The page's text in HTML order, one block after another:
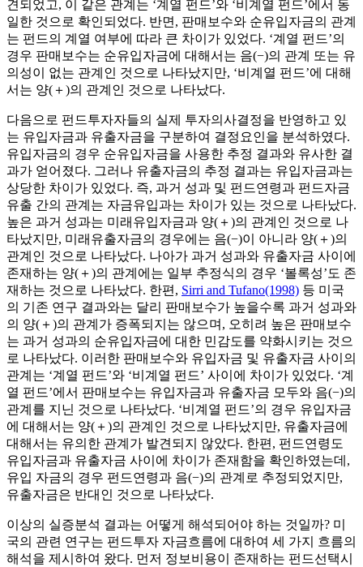
견되었고, 이 같은 관계는 ‘계열 펀드’와 ‘비계열 펀드’에서 동
일한 것으로 확인되었다. 반면, 판매보수와 순유입자금의 관계
는 펀드의 계열 여부에 따라 큰 차이가 있었다. ‘계열 펀드’의
경우 판매보수는 순유입자금에 대해서는 음(−)의 관계 또는 유
의성이 없는 관계인 것으로 나타났지만, ‘비계열 펀드’에 대해
서는 양(＋)의 관계인 것으로 나타났다.
다음으로 펀드투자자들의 실제 투자의사결정을 반영하고 있
는 유입자금과 유출자금을 구분하여 결정요인을 분석하였다.
유입자금의 경우 순유입자금을 사용한 추정 결과와 유사한 결
과가 얻어졌다. 그러나 유출자금의 추정 결과는 유입자금과는
상당한 차이가 있었다. 즉, 과거 성과 및 펀드연령과 펀드자금
유출 간의 관계는 자금유입과는 차이가 있는 것으로 나타났다.
높은 과거 성과는 미래유입자금과 양(＋)의 관계인 것으로 나
타났지만, 미래유출자금의 경우에는 음(−)이 아니라 양(＋)의
관계인 것으로 나타났다. 나아가 과거 성과와 유출자금 사이에
존재하는 양(＋)의 관계에는 일부 추정식의 경우 ‘볼록성’도 존
재하는 것으로 나타났다. 한편, Sirri and Tufano(1998) 등 미국
의 기존 연구 결과와는 달리 판매보수가 높을수록 과거 성과와
의 양(＋)의 관계가 증폭되지는 않으며, 오히려 높은 판매보수
는 과거 성과의 순유입자금에 대한 민감도를 약화시키는 것으
로 나타났다. 이러한 판매보수와 유입자금 및 유출자금 사이의
관계는 ‘계열 펀드’와 ‘비계열 펀드’ 사이에 차이가 있었다. ‘계
열 펀드’에서 판매보수는 유입자금과 유출자금 모두와 음(−)의
관계를 지닌 것으로 나타났다. ‘비계열 펀드’의 경우 유입자금
에 대해서는 양(＋)의 관계인 것으로 나타났지만, 유출자금에
대해서는 유의한 관계가 발견되지 않았다. 한편, 펀드연령도
유입자금과 유출자금 사이에 차이가 존재함을 확인하였는데,
유입 자금의 경우 펀드연령과 음(−)의 관계로 추정되었지만,
유출자금은 반대인 것으로 나타났다.
이상의 실증분석 결과는 어떻게 해석되어야 하는 것일까? 미
국의 관련 연구는 펀드투자 자금흐름에 대하여 세 가지 흐름의
해석을 제시하여 왔다. 먼저 정보비용이 존재하는 펀드선택시